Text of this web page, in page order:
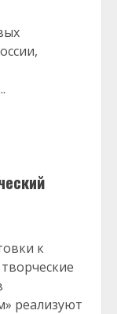
к
реализуют